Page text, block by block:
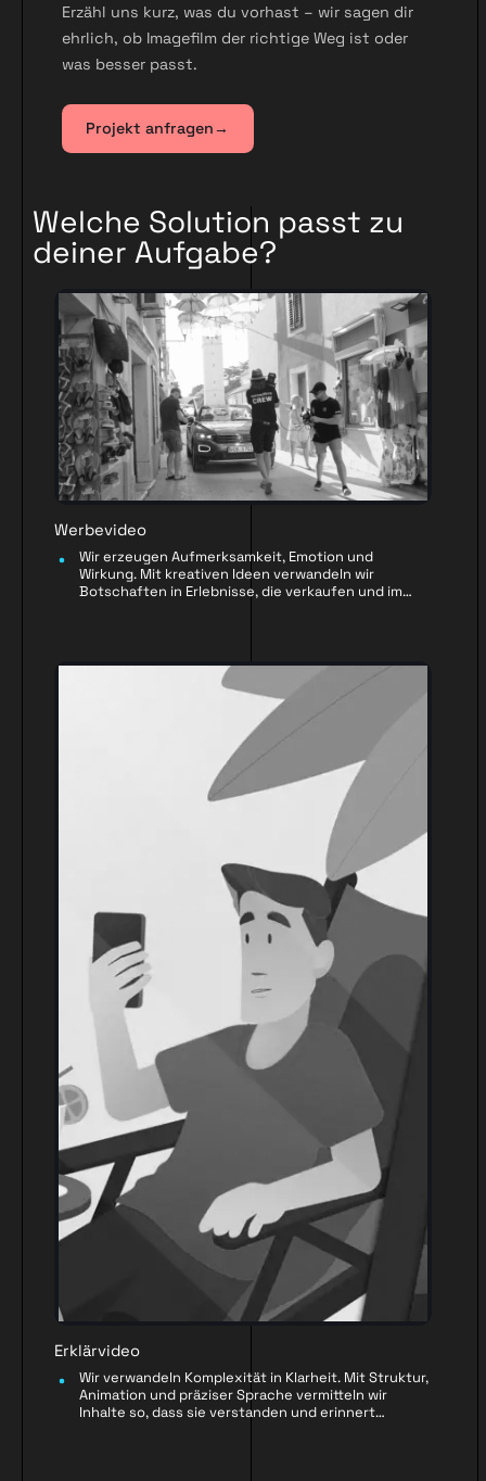
Erzähl uns kurz, was du vorhast – wir sagen dir
ehrlich, ob Imagefilm der richtige Weg ist oder
was besser passt.
Projekt anfragen→
Welche Solution passt zu
deiner Aufgabe?
Werbevideo
Wir erzeugen Aufmerksamkeit, Emotion und
Wirkung. Mit kreativen Ideen verwandeln wir
Botschaften in Erlebnisse, die verkaufen und im
Erklärvideo
Wir verwandeln Komplexität in Klarheit. Mit Struktur,
Animation und präziser Sprache vermitteln wir
Inhalte so, dass sie verstanden und erinnert